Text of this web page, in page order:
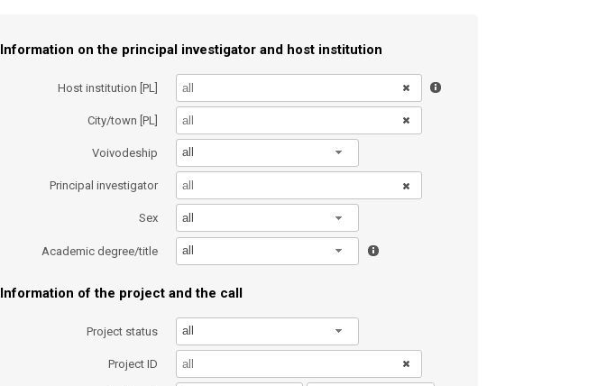
Information on the principal investigator and host institution
Host institution [PL]
City/town [PL]
Voivodeship all
Principal investigator
Sex all
Academic degree/title all
Information of the project and the call
Project status all
Project ID